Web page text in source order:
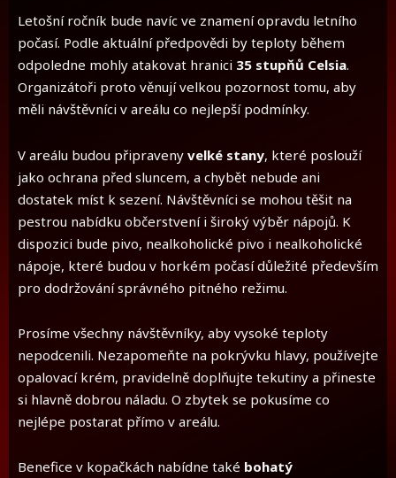
Letošní ročník bude navíc ve znamení opravdu letního
počasí. Podle aktuální předpovědi by teploty během
odpoledne mohly atakovat hranici 35 stupňů Celsia.
Organizátoři proto věnují velkou pozornost tomu, aby
měli návštěvníci v areálu co nejlepší podmínky.
V areálu budou připraveny velké stany, které poslouží
jako ochrana před sluncem, a chybět nebude ani
dostatek míst k sezení. Návštěvníci se mohou těšit na
pestrou nabídku občerstvení i široký výběr nápojů. K
dispozici bude pivo, nealkoholické pivo i nealkoholické
nápoje, které budou v horkém počasí důležité především
pro dodržování správného pitného režimu.
Prosíme všechny návštěvníky, aby vysoké teploty
nepodcenili. Nezapomeňte na pokrývku hlavy, používejte
opalovací krém, pravidelně doplňujte tekutiny a přineste
si hlavně dobrou náladu. O zbytek se pokusíme co
nejlépe postarat přímo v areálu.
Benefice v kopačkách nabídne také bohatý